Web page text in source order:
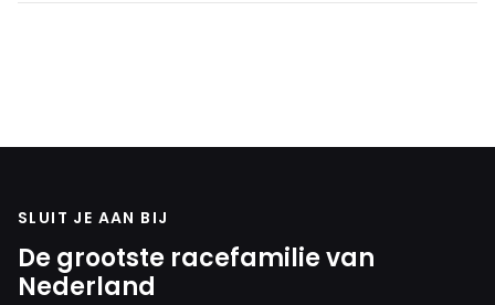
SLUIT JE AAN BIJ
De grootste racefamilie van
Nederland